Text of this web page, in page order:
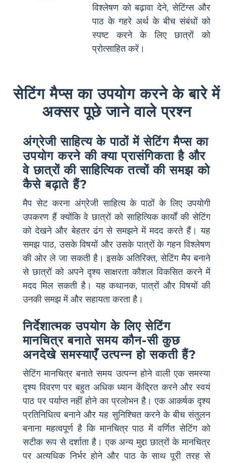
विश्लेषण को बढ़ावा देने, सेटिंग्स और
पाठ के गहरे अर्थ के बीच संबंधों को
स्पष्ट करने के लिए छात्रों को
प्रोत्साहित करें।
सेटिंग मैप्स का उपयोग करने के बारे में
अक्सर पूछे जाने वाले प्रश्न
अंग्रेजी साहित्य के पाठों में सेटिंग मैप्स का
उपयोग करने की क्या प्रासंगिकता है और
वे छात्रों की साहित्यिक तत्वों की समझ को
कैसे बढ़ाते हैं?
मैप सेट करना अंग्रेजी साहित्य के पाठों के लिए उपयोगी
उपकरण हैं क्योंकि वे छात्रों को साहित्यिक कार्यों की सेटिंग
को देखने और बेहतर ढंग से समझने में मदद करते हैं। यह
समझ पाठ, उसके विषयों और उसके पात्रों के गहन विश्लेषण
की ओर ले जा सकती है। इसके अतिरिक्त, सेटिंग मैप बनाने
से छात्रों को अपने दृश्य साक्षरता कौशल विकसित करने में
मदद मिल सकती है। यह कथानक, पात्रों और विषयों की
उनकी समझ में और सहायता करता है।
निर्देशात्मक उपयोग के लिए सेटिंग
मानचित्र बनाते समय कौन-सी कुछ
अनदेखे समस्याएँ उत्पन्न हो सकती हैं?
सेटिंग मानचित्र बनाते समय उत्पन्न होने वाली एक समस्या
दृश्य विवरण पर बहुत अधिक ध्यान केंद्रित करने और स्वयं
पाठ पर पर्याप्त नहीं होने का प्रलोभन है। एक आकर्षक दृश्य
प्रतिनिधित्व बनाने और यह सुनिश्चित करने के बीच संतुलन
बनाना महत्वपूर्ण है कि मानचित्र पाठ में वर्णित सेटिंग को
सटीक रूप से दर्शाता है। एक अन्य मुद्दा छात्रों के मानचित्र
पर अत्यधिक निर्भर होने और पाठ के साथ पूरी तरह से